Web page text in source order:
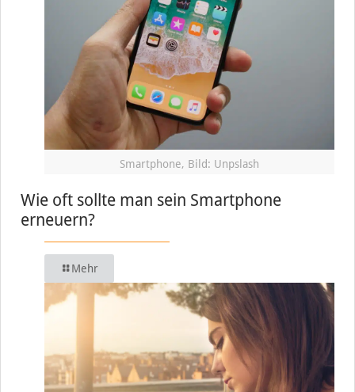
Smartphone, Bild: Unpslash
Wie oft sollte man sein Smartphone
erneuern?
Mehr